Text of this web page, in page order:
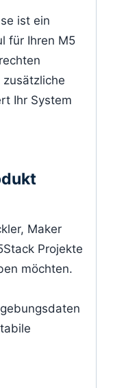
ist ein
für Ihren M5
Ihr System
Maker
Projekte
möchten.